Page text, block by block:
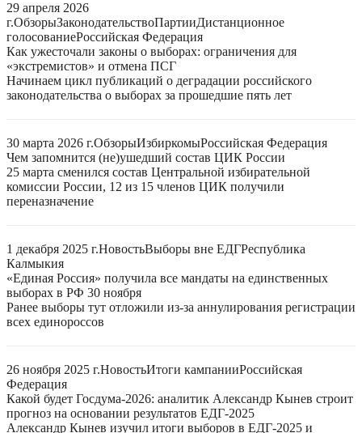
29 апреля 2026
г.ОбзорыЗаконодательствоПартииДистанционное
голосованиеРоссийская Федерация
Как ужесточали законы о выборах: ограничения для
«экстремистов» и отмена ПСГ
Начинаем цикл публикаций о деградации российского
законодательства о выборах за прошедшие пять лет
30 марта 2026 г.ОбзорыИзбиркомыРоссийская Федерация
Чем запомнится (не)ушедший состав ЦИК России
25 марта сменился состав Центральной избирательной
комиссии России, 12 из 15 членов ЦИК получили
переназначение
1 декабря 2025 г.НовостьВыборы вне ЕДГРеспублика
Калмыкия
«Единая Россия» получила все мандаты на единственных
выборах в РФ 30 ноября
Ранее выборы тут отложили из-за аннулирования регистрации
всех единороссов
26 ноября 2025 г.НовостьИтоги кампанииРоссийская
Федерация
Какой будет Госдума-2026: аналитик Александр Кынев строит
прогноз на основании результатов ЕДГ-2025
Александр Кынев изучил итоги выборов в ЕДГ-2025 и